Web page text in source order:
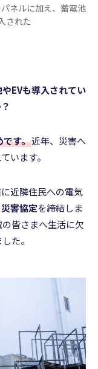
ネルに加え、蓄電池
された
EVも導入されてい
です。近年、災害へ
います。
近隣住民への電気
災害協定を締結しま
皆さまへ生活に欠
た。